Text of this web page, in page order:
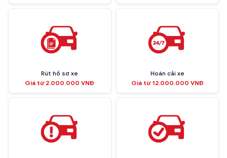
Rút hồ sơ xe
Giá từ 2.000.000 VNĐ
Hoán cải xe
Giá từ 12.000.000 VNĐ